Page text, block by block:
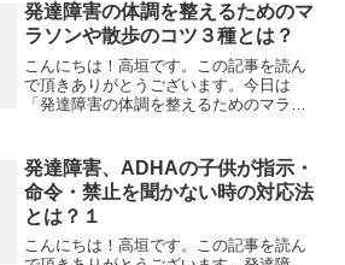
発達障害の体調を整えるためのマ
ラソンや散歩のコツ３種とは？
こんにちは！高垣です。この記事を読ん
で頂きありがとうございます。今日は
「発達障害の体調を整えるためのマラソ
発達障害は何が困る？発達障害はいつも
「関係性がうまく行かない」...
発達障害、ADHAの子供が指示・
命令・禁止を聞かない時の対応法
とは？１
こんにちは！高垣です。この記事を読ん